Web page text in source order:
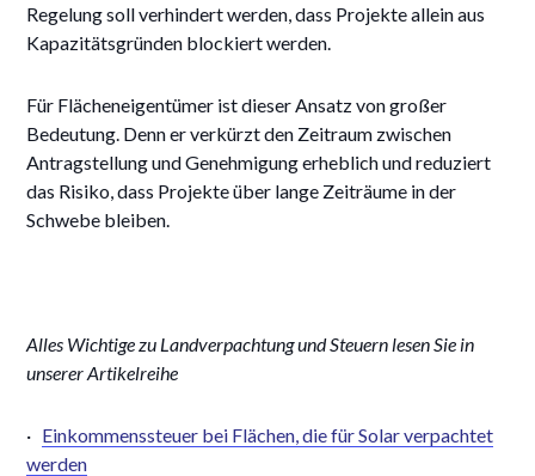
Regelung soll verhindert werden, dass Projekte allein aus
Kapazitätsgründen blockiert werden.
Für Flächeneigentümer ist dieser Ansatz von großer
Bedeutung. Denn er verkürzt den Zeitraum zwischen
Antragstellung und Genehmigung erheblich und reduziert
das Risiko, dass Projekte über lange Zeiträume in der
Schwebe bleiben.
Alles Wichtige zu Landverpachtung und Steuern lesen Sie in
unserer Artikelreihe
· Einkommenssteuer bei Flächen, die für Solar verpachtet
werden